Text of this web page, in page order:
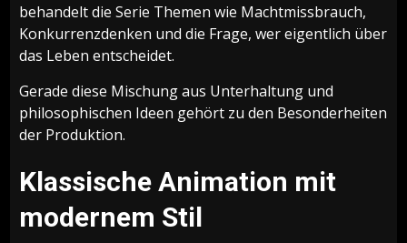
behandelt die Serie Themen wie Machtmissbrauch,
Konkurrenzdenken und die Frage, wer eigentlich über
das Leben entscheidet.
Gerade diese Mischung aus Unterhaltung und
philosophischen Ideen gehört zu den Besonderheiten
der Produktion.
Klassische Animation mit
modernem Stil